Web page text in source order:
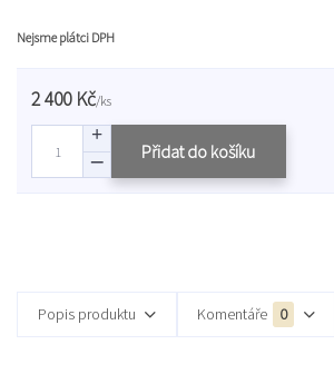
Nejsme plátci DPH
2 400 Kč/ks
Přidat do košíku
Popis produktu Komentáře 0